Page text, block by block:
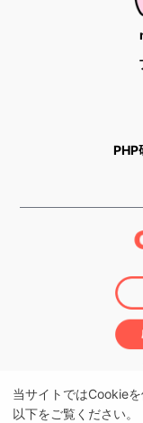
当サイトではCookie
以下をご覧ください。
PHP